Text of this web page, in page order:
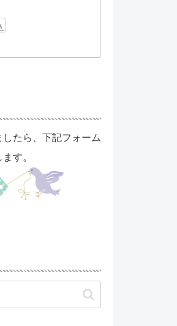
たら、下記フォーム
す。